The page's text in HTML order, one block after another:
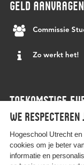
We
Hogeschool Utrecht en
cookies om je beter
informatie en
GELD AANVRAGEN
Commissie
Zo werkt het!
TOEKOMSTIGE